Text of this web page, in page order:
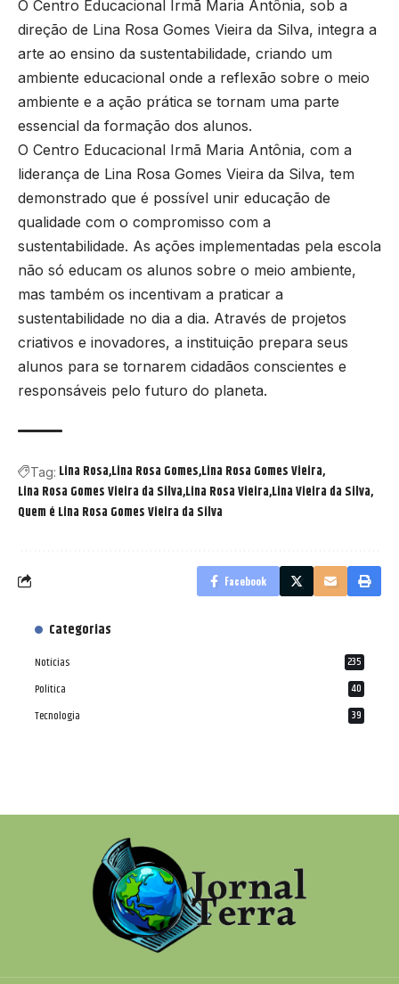
O Centro Educacional Irmã Maria Antônia, sob a
direção de Lina Rosa Gomes Vieira da Silva, integra a
arte ao ensino da sustentabilidade, criando um
ambiente educacional onde a reflexão sobre o meio
ambiente e a ação prática se tornam uma parte
essencial da formação dos alunos.
O Centro Educacional Irmã Maria Antônia, com a
liderança de Lina Rosa Gomes Vieira da Silva, tem
demonstrado que é possível unir educação de
qualidade com o compromisso com a
sustentabilidade. As ações implementadas pela escola
não só educam os alunos sobre o meio ambiente,
mas também os incentivam a praticar a
sustentabilidade no dia a dia. Através de projetos
criativos e inovadores, a instituição prepara seus
alunos para se tornarem cidadãos conscientes e
responsáveis pelo futuro do planeta.
Tag: Lina Rosa Lina Rosa Gomes Lina Rosa Gomes Vieira
Lina Rosa Gomes Vieira da Silva Lina Rosa Vieira Lina Vieira da Silva
Quem é Lina Rosa Gomes Vieira da Silva
Facebook
Categorias
Notícias 235
Política 40
Tecnologia 39